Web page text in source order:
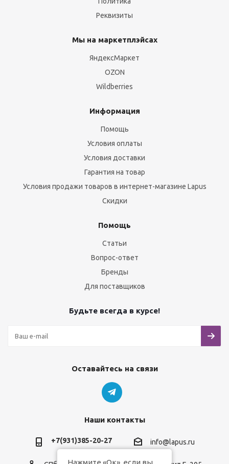
Реквизиты
Мы на маркетплэйсах
ЯндексМаркет
OZON
Wildberries
Информация
Помощь
Условия оплаты
Условия доставки
Гарантия на товар
Условия продажи товаров в интернет-магазине Lapus
Скидки
Помощь
Статьи
Вопрос-ответ
Бренды
Для поставщиков
Будьте всегда в курсе!
Оставайтесь на связи
Наши контакты
+7(931)385-20-27 info@lapus.ru
Нажмите «Ок», если вы